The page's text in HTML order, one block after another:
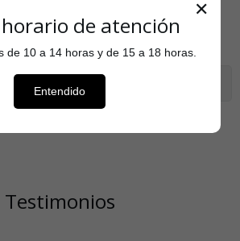
Testimonios
✕
de atención
de 10 a 14 horas y de 15 a 18 horas.
Entendido